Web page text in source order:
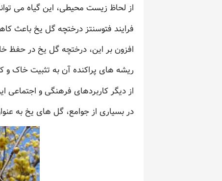
از لحاظ زیست محیطی، این گیاه می
فرایند فتوسنتز درختچه گل یخ باعث
افزون بر این، درختچه گل یخ در حفظ
ریشه های پراکنده آن به تثبیت خاک
از دیگر کاربردهای فرهنگی و
در بسیاری از جوامع، گل های یخ به